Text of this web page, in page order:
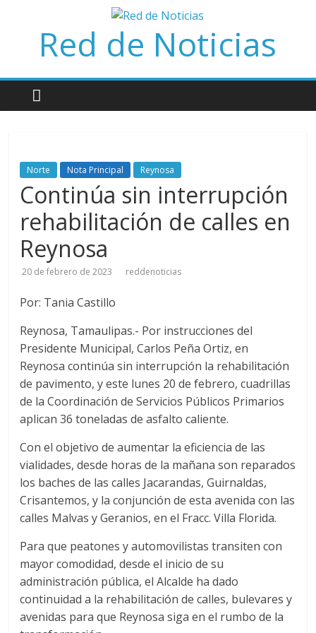
contenidoRed de Noticias
Norte Nota Principal Reynosa
Continúa sin interrupción
rehabilitación de calles en
Reynosa
20 de febrero de 2023 reddenoticias
Por: Tania Castillo
Reynosa, Tamaulipas.- Por instrucciones del
Presidente Municipal, Carlos Peña Ortiz, en
Reynosa continúa sin interrupción la rehabilitación
de pavimento, y este lunes 20 de febrero, cuadrillas
de la Coordinación de Servicios Públicos Primarios
aplican 36 toneladas de asfalto caliente.
Con el objetivo de aumentar la eficiencia de las
vialidades, desde horas de la mañana son reparados
los baches de las calles Jacarandas, Guirnaldas,
Crisantemos, y la conjunción de esta avenida con las
calles Malvas y Geranios, en el Fracc. Villa Florida.
Para que peatones y automovilistas transiten con
mayor comodidad, desde el inicio de su
administración pública, el Alcalde ha dado
continuidad a la rehabilitación de calles, bulevares y
avenidas para que Reynosa siga en el rumbo de la